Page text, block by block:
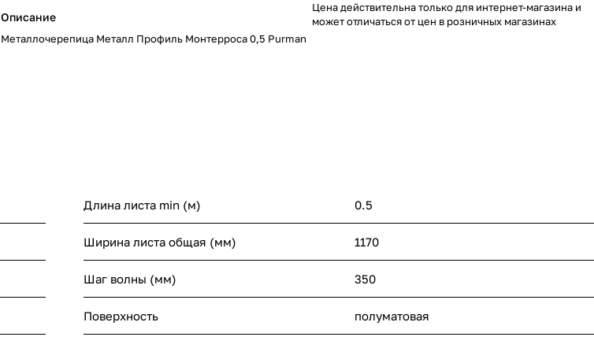
Описание
Металлочерепица Металл Профиль Монтерроса 0,5 Purman
Цена действительна только для интернет-магазина и
может отличаться от цен в розничных магазинах
Длина листа min (м) 0.5
Ширина листа общая (мм) 1170
Шаг волны (мм) 350
Поверхность полуматовая